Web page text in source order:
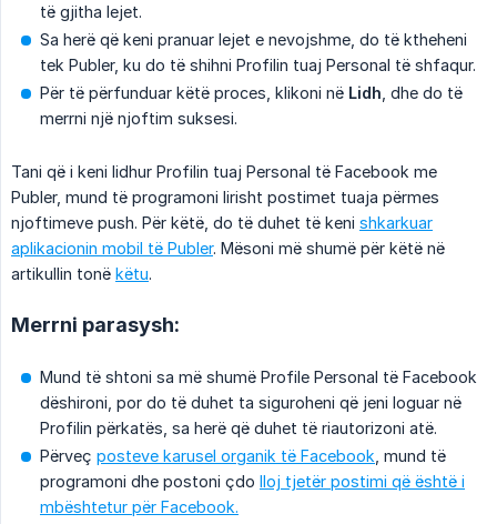
të gjitha lejet.
Sa herë që keni pranuar lejet e nevojshme, do të ktheheni
tek Publer, ku do të shihni Profilin tuaj Personal të shfaqur.
Për të përfunduar këtë proces, klikoni në Lidh , dhe do të
merrni një njoftim suksesi.
Tani që i keni lidhur Profilin tuaj Personal të Facebook me
Publer, mund të programoni lirisht postimet tuaja përmes
njoftimeve push. Për këtë, do të duhet të keni shkarkuar
aplikacionin mobil të Publer. Mësoni më shumë për këtë në
artikullin tonë këtu.
Merrni parasysh:
Mund të shtoni sa më shumë Profile Personal të Facebook
dëshironi, por do të duhet ta siguroheni që jeni loguar në
Profilin përkatës, sa herë që duhet të riautorizoni atë.
Përveç posteve karusel organik të Facebook , mund të
programoni dhe postoni çdo lloj tjetër postimi që është i
mbështetur për Facebook.